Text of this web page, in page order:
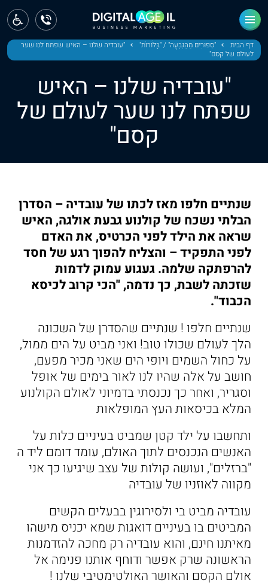
דף הבית "סִפּוּרִים מֵהַגִּבְעָה" / "בָּלֹוֹרוֹת"
"עובדיה שלנו – האיש שפתח לנו שער
לעולם של קסם"
"עובדיה שלנו – האיש
שפתח לנו שער לעולם של
קסם"
שנתיים חלפו מאז לכתו של עובדיה – הסדרן
הבלתי נשכח של קולנוע גבעת אולגה, האיש
שראה את הילד לפני הכרטיס, את האדם
לפני התפקיד – והצליח להפוך רגע של חסד
להרפתקה שלמה. געגוע עמוק לדמות
שזכתה לשבת, כך נדמה, "הכי קרוב לכיסא
הכבוד".
שנתיים חלפו ! שנתיים שהסדרן של השכונה
הלך לעולם שכולו טוב! ואני מביט על הים ממול,
על כחול השמים ויופי הים שאני מכיר מפעם,
חושב על אלה שהיו לנו לאור בימים של אופל
וסגריר, ואחר כך נכנסתי בדמיוני לאולם הקולנוע
המלא בכיסאות העץ המופלאות
ותחשבו על ילד קטן שמביט בעיניים כלות על
האנשים הנכנסים לתוך האולם, עומד דומם ליד ה
"ברזלים", ועושה קולות של עצב שיגיעו כך אני
מקווה לאוזניו של עובדיה
עובדיה מביט בי ולסירוגין בבעלים הקשים
המביטים בו בעיניים דואגות שמא יכניס מישהו
מאיתנו חינם, והוא עובדיה רק מחכה להזדמנות
הראשונה שרק אפשר ודוחף אותנו פנימה אל
אולם הקסם והאושר האולטימטיבי שלנו !
ראשי
חדשות
מחוז חיפה
מחוז מרכז
תל אביב